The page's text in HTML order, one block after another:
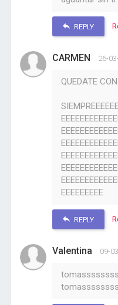
REPLY
CARMEN 26-
QUEDATE
EEEEEEEEE
REPLY
Valentina 09-